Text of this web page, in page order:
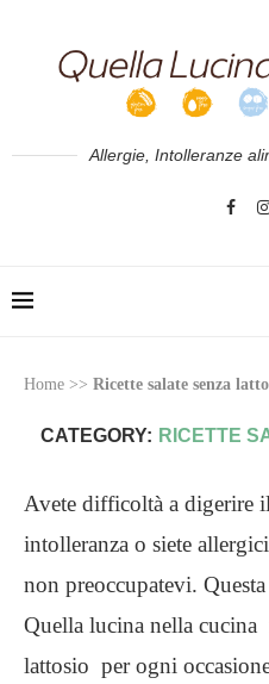
Allergie, Intolleranze
Home >> Ricette salate senza
CATEGORY: RICETTE
Avete difficoltà a digerire
intolleranza o siete
non preoccupatevi.
Quella lucina nella cucina
lattosio per ogni